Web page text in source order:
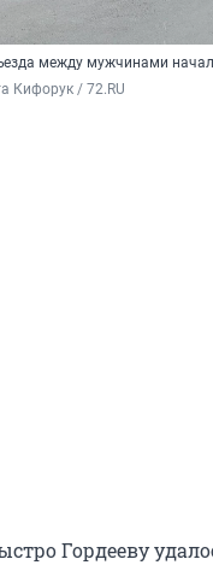
между мужчинами
Кифорук / 72.RU
Гордееву